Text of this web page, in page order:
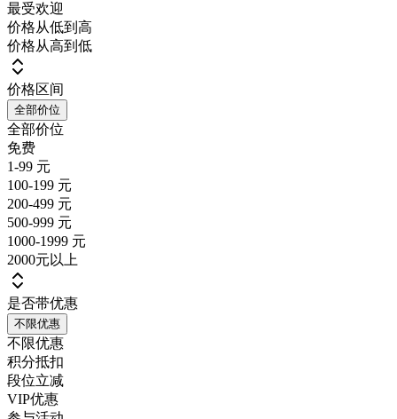
最受欢迎
价格从低到高
价格从高到低
价格区间
全部价位
全部价位
免费
1-99 元
100-199 元
200-499 元
500-999 元
1000-1999 元
2000元以上
是否带优惠
不限优惠
不限优惠
积分抵扣
段位立减
VIP优惠